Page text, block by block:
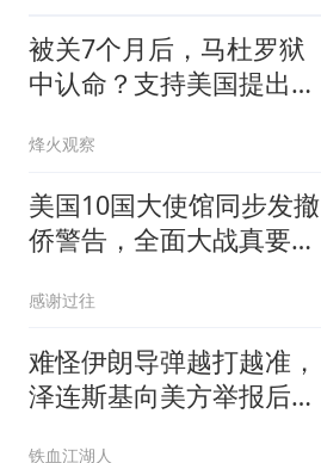
被关7个月后，马杜罗狱
中认命？支持美国提出的
烽火观察
美国10国大使馆同步发撤
侨警告，全面大战真要来
感谢过往
难怪伊朗导弹越打越准，
泽连斯基向美方举报后，
铁血江湖人